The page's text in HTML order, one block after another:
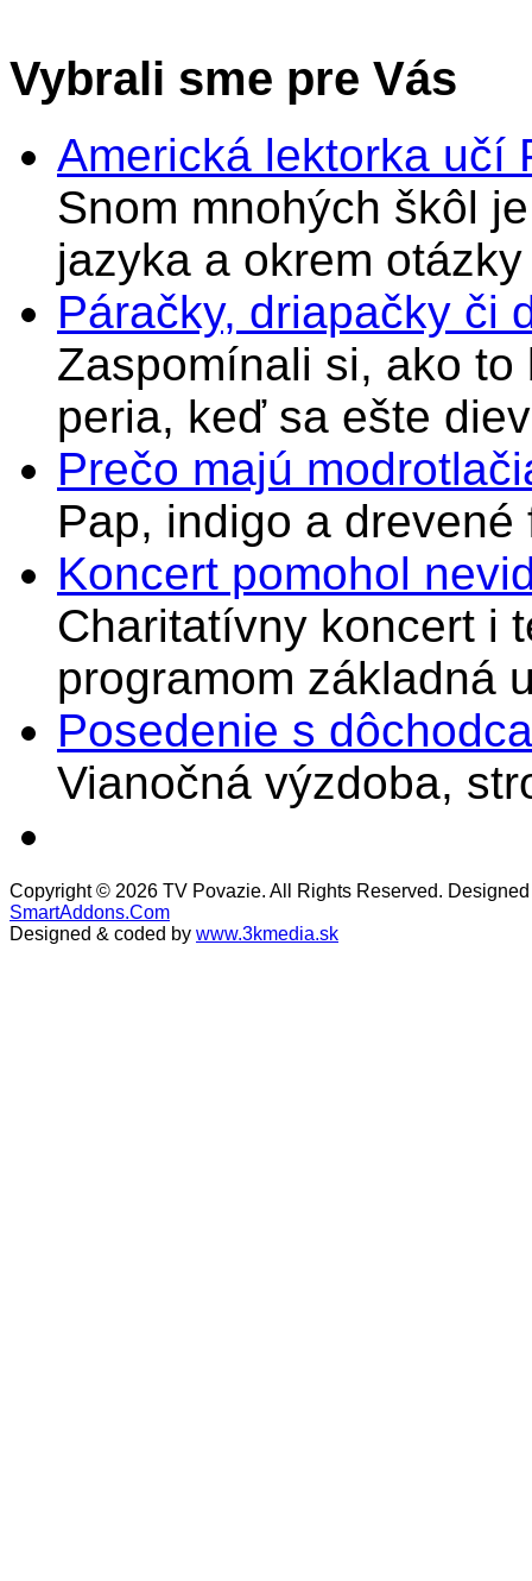
Vybrali sme pre Vás
Americká lektorka učí
Snom mnohých škôl
jazyka a okrem
Páračky, driapačky či
Zaspomínali si, ako
peria, keď sa ešte
Prečo majú
Pap, indigo a drevené
Koncert pomohol
Charitatívny koncert i
programom základná
Posedenie s
Vianočná výzdoba,
Copyright © 2026 TV Povazie. All Rights Reserved.
SmartAddons.Com
Designed & coded by www.3kmedia.sk